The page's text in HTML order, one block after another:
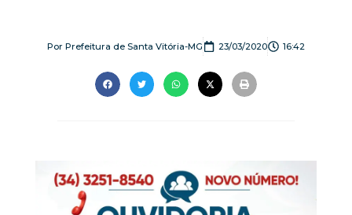
Por Prefeitura de Santa Vitória-MG 23/03/2020 16:42